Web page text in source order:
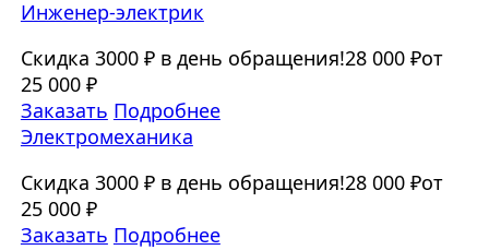
Инженер-электрик
Скидка 3000 ₽ в день обращения!28 000 ₽от
25 000 ₽
Заказать Подробнее
Электромеханика
Скидка 3000 ₽ в день обращения!28 000 ₽от
25 000 ₽
Заказать Подробнее